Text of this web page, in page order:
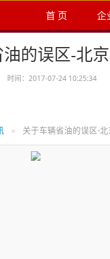
首 页 企
的误区-北
时间：2017-07-24 10:25:34
关于车辆省油的误区-